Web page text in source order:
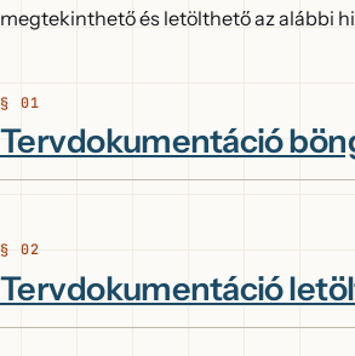
megtekinthető és letölthető az alábbi
Tervdokumentáció
Tervdokumentáció